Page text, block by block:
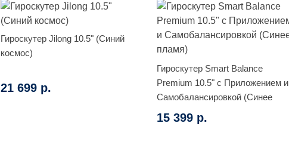
Гироскутер Jilong 10.5" (Синий
космос)
21 699 р.
Гироскутер Smart Balance
Premium 10.5" с Приложением и
Самобалансировкой (Синее
пламя)
15 399 р.